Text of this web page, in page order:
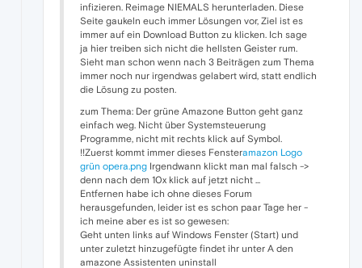
infizieren. Reimage NIEMALS herunterladen. Diese
Seite gaukeln euch immer Lösungen vor, Ziel ist es
immer auf ein Download Button zu klicken. Ich sage
ja hier treiben sich nicht die hellsten Geister rum.
Sieht man schon wenn nach 3 Beiträgen zum Thema
immer noch nur irgendwas gelabert wird, statt endlich
die Lösung zu posten.
zum Thema: Der grüne Amazone Button geht ganz
einfach weg. Nicht über Systemsteuerung
Programme, nicht mit rechts klick auf Symbol.
!!Zuerst kommt immer dieses Fensteramazon Logo
grün opera.png Irgendwann klickt man mal falsch ->
denn nach dem 10x klick auf jetzt nicht ...
Entfernen habe ich ohne dieses Forum
herausgefunden, leider ist es schon paar Tage her -
ich meine aber es ist so gewesen:
Geht unten links auf Windows Fenster (Start) und
unter zuletzt hinzugefügte findet ihr unter A den
amazone Assistenten uninstall